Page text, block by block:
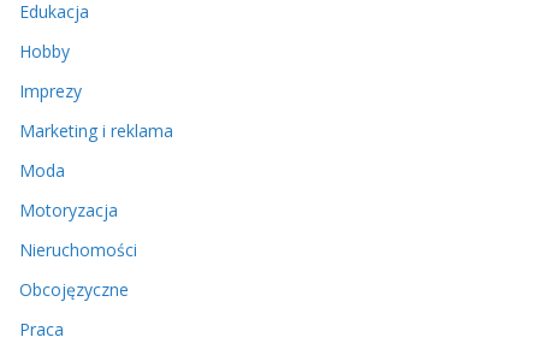
Edukacja
Hobby
Imprezy
Marketing i reklama
Moda
Motoryzacja
Nieruchomości
Obcojęzyczne
Praca